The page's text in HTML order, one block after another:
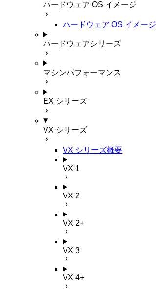
ハードウェア OS イメージ
ハードウェア OS イメージ
ハードウェアシリーズ
マシンパフォーマンス
EX シリーズ
VX シリーズ
VX シリーズ概要
VX 1
VX 2
VX 2+
VX 3
VX 4+